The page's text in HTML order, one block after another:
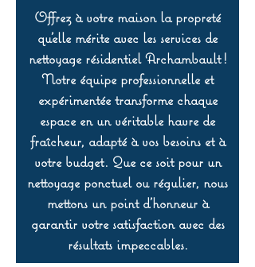
Offrez à votre maison la propreté
qu’elle mérite avec les services de
nettoyage résidentiel Archambault !
Notre équipe professionnelle et
expérimentée transforme chaque
espace en un véritable havre de
fraîcheur, adapté à vos besoins et à
votre budget. Que ce soit pour un
nettoyage ponctuel ou régulier, nous
mettons un point d’honneur à
garantir votre satisfaction avec des
résultats impeccables.